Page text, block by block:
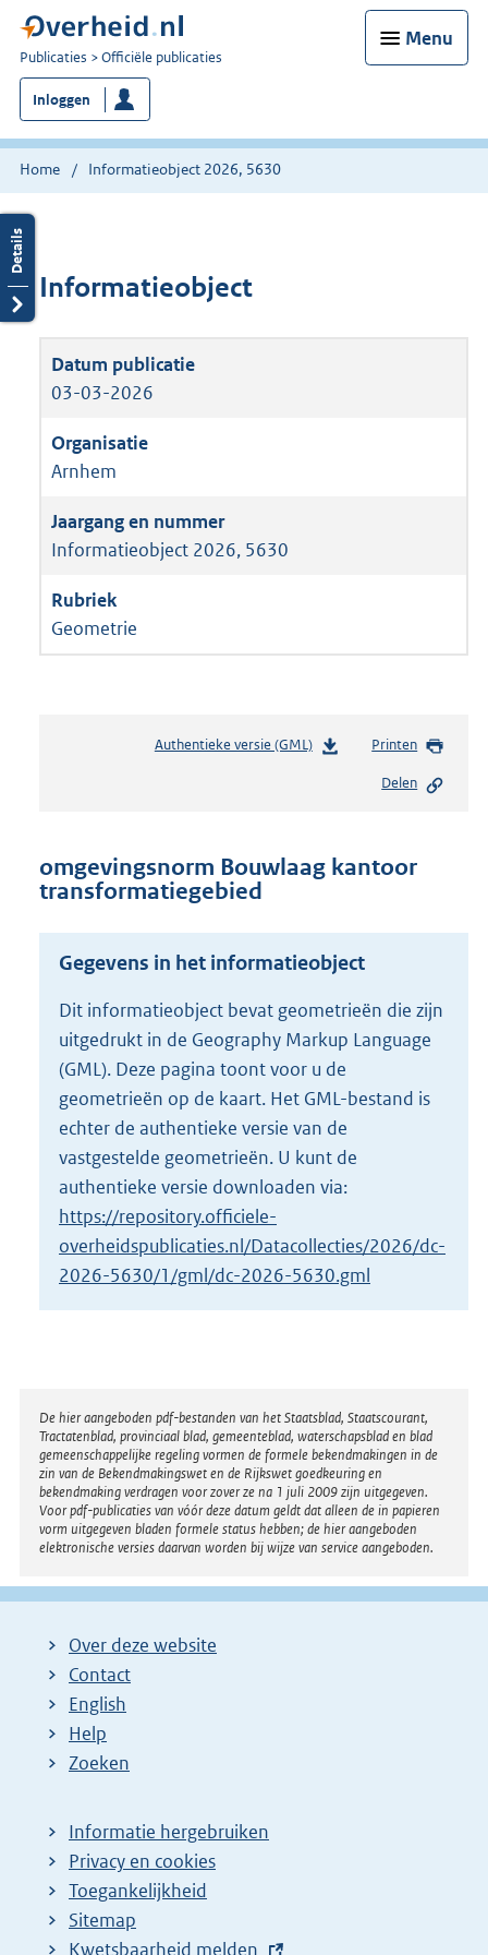
Menu
U
bent
nu
hier:
Publicaties Officiële publicaties
Inloggen
Home Informatieobject 2026, 5630
Informatieobject
03-03-2026
Arnhem
Informatieobject 2026, 5630
Geometrie
Authentieke versie (GML)b
n
d
o
t
t
e
:
2
K
b
Printen
Delen
omgevingsnorm Bouwlaag kantoor
transformatiegebied
Gegevens in het informatieobject
Dit informatieobject bevat geometrieën die zijn
uitgedrukt in de Geography Markup Language
(GML). Deze pagina toont voor u de
geometrieën op de kaart. Het GML-bestand is
echter de authentieke versie van de
vastgestelde geometrieën. U kunt de
authentieke versie downloaden via:
https://repository.officiele-
overheidspublicaties.nl/Datacollecties/2026/dc-
2026-5630/1/gml/dc-2026-5630.gml
Disclaimer
De hier aangeboden pdf-bestanden van het Staatsblad, Staatscourant,
Tractatenblad, provinciaal blad, gemeenteblad, waterschapsblad en blad
gemeenschappelijke regeling vormen de formele bekendmakingen in de
zin van de Bekendmakingswet en de Rijkswet goedkeuring en
bekendmaking verdragen voor zover ze na 1 juli 2009 zijn uitgegeven.
Voor pdf-publicaties van vóór deze datum geldt dat alleen de in papieren
vorm uitgegeven bladen formele status hebben; de hier aangeboden
elektronische versies daarvan worden bij wijze van service aangeboden.
Over deze website
Contact
English
Help
Zoeken
Informatie hergebruiken
Privacy en cookies
Toegankelijkheid
Sitemap
E
Kwetsbaarheid melden